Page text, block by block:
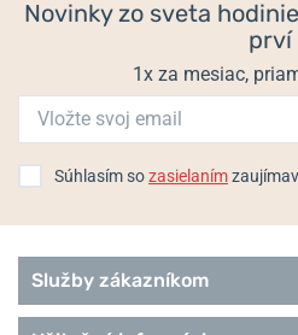
Novinky zo sveta
prví
1x za mesiac,
Súhlasím sozasielaním
Služby zákazníkom